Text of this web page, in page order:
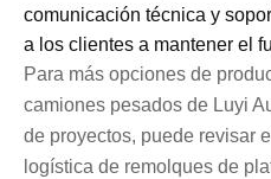
comunicación técnica y
a los clientes a mantener el
Para más opciones de
camiones pesados ​​de Luyi
de proyectos, puede revisar el
logística de remolques de